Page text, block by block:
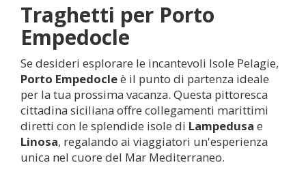
Traghetti per Porto
Empedocle
Se desideri esplorare le incantevoli Isole Pelagie,
Porto Empedocleè il punto di partenza ideale
per la tua prossima vacanza. Questa pittoresca
cittadina siciliana offre collegamenti marittimi
diretti con le splendide isole di Lampedusa e
Linosa, regalando ai viaggiatori un'esperienza
unica nel cuore del Mar Mediterraneo.